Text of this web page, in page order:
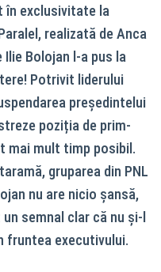
în exclusivitate la
realizată de Anca
Bolojan l-a pus la
Potrivit liderului
președintelui
poziția de prim-
mai mult timp posibil.
gruparea din PNL
nu are nicio șansă,
semnal clar că nu și-l
fruntea executivului.